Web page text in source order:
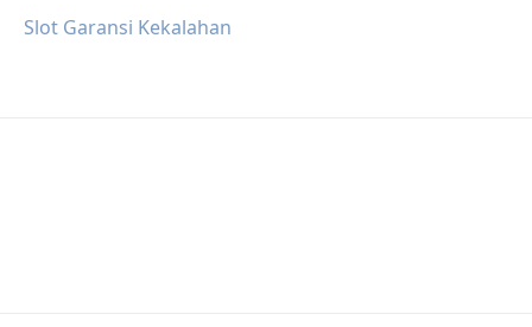
Slot Garansi Kekalahan